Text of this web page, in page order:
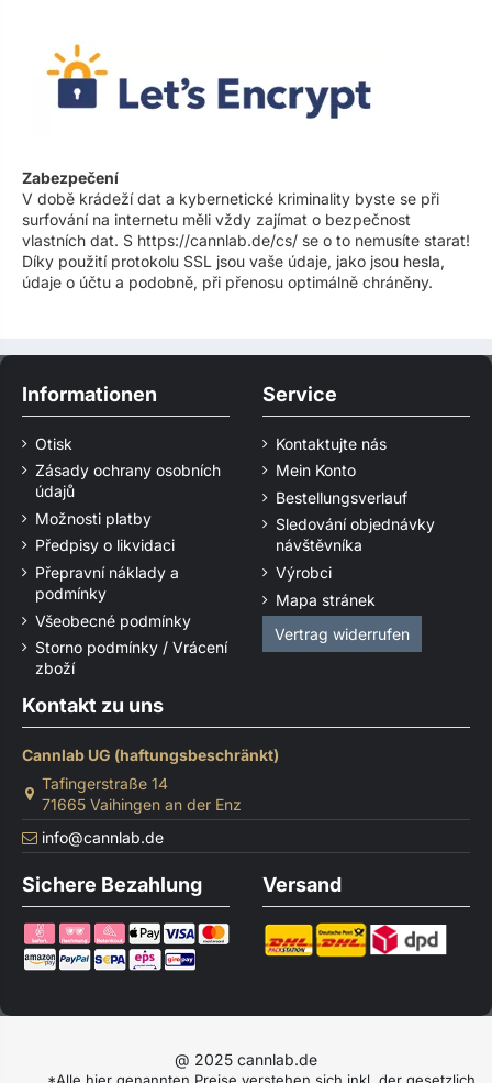
Zabezpečení
V době krádeží dat a kybernetické kriminality byste se při
surfování na internetu měli vždy zajímat o bezpečnost
vlastních dat. S https://cannlab.de/cs/ se o to nemusíte starat!
Díky použití protokolu SSL jsou vaše údaje, jako jsou hesla,
údaje o účtu a podobně, při přenosu optimálně chráněny.
Informationen
Otisk
Zásady ochrany osobních
údajů
Možnosti platby
Předpisy o likvidaci
Přepravní náklady a
podmínky
Všeobecné podmínky
Storno podmínky / Vrácení
zboží
Service
Kontaktujte nás
Mein Konto
Bestellungsverlauf
Sledování objednávky
návštěvníka
Výrobci
Mapa stránek
Vertrag widerrufen
Kontakt zu uns
Cannlab UG (haftungsbeschränkt)
Tafingerstraße 14
71665 Vaihingen an der Enz
info@cannlab.de
Sichere Bezahlung Versand
@ 2025 cannlab.de
*Alle hier genannten Preise verstehen sich inkl. der gesetzlich